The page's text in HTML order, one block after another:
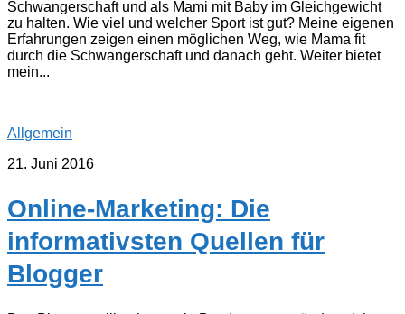
Schwangerschaft und als Mami mit Baby im Gleichgewicht
zu halten. Wie viel und welcher Sport ist gut? Meine eigenen
Erfahrungen zeigen einen möglichen Weg, wie Mama fit
durch die Schwangerschaft und danach geht. Weiter bietet
mein...
Allgemein
21. Juni 2016
Online-Marketing: Die
informativsten Quellen für
Blogger